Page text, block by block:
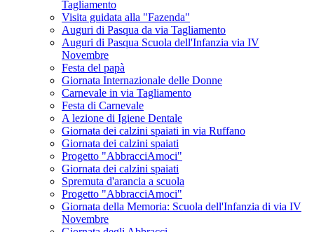
Tagliamento
Visita guidata alla "Fazenda"
Auguri di Pasqua da via Tagliamento
Auguri di Pasqua Scuola dell'Infanzia via IV
Novembre
Festa del papà
Giornata Internazionale delle Donne
Carnevale in via Tagliamento
Festa di Carnevale
A lezione di Igiene Dentale
Giornata dei calzini spaiati in via Ruffano
Giornata dei calzini spaiati
Progetto "AbbracciAmoci"
Giornata dei calzini spaiati
Spremuta d'arancia a scuola
Progetto "AbbracciAmoci"
Giornata della Memoria: Scuola dell'Infanzia di via IV
Novembre